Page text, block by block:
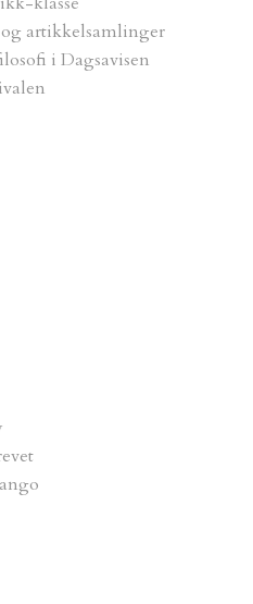
artikkelsamlinger
i Dagsavisen